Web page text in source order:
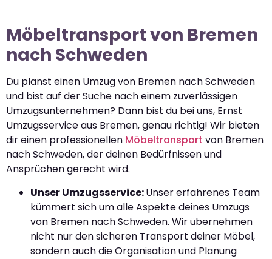
Möbeltransport von Bremen
nach Schweden
Du planst einen Umzug von Bremen nach Schweden
und bist auf der Suche nach einem zuverlässigen
Umzugsunternehmen? Dann bist du bei uns, Ernst
Umzugsservice aus Bremen, genau richtig! Wir bieten
dir einen professionellen Möbeltransport von Bremen
nach Schweden, der deinen Bedürfnissen und
Ansprüchen gerecht wird.
Unser Umzugsservice:Unser erfahrenes Team
kümmert sich um alle Aspekte deines Umzugs
von Bremen nach Schweden. Wir übernehmen
nicht nur den sicheren Transport deiner Möbel,
sondern auch die Organisation und Planung